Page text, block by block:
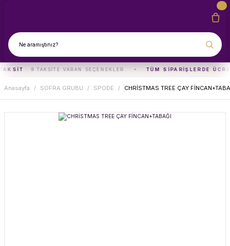
· 9 TAKSITE VARAN SEÇENEKLER TÜM SIPARIŞLERDE
Anasayfa SOFRA GRUBU SPODE CHRİSTMAS TREE ÇAY